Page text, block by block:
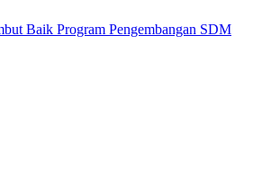
Baik Program Pengembangan SDM